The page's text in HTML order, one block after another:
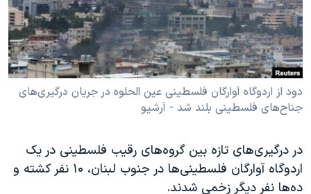
فرهنگ و زندگی
حقوق شهروندی
اقتصادی
علم و فناوری
اسرائیل در جنگ
آرشیو پخش زنده
مستندها
انتخابات ریاست جمهوری آمریکا ۲۰۲۴
حمله جمهوری اسلامی به اسرائیل
رمز مهسا
ورزش زنان در ایران
مجموعه مستندهای دادخواهی
تریبونال مردمی آبان ۹۸
دنبال کنید
زبانهای مختلف
دود از اردوگاه آوارگان فلسطینی عین الحلوه در جریان درگیری‌های
جناح‌های فلسطینی بلند شد - آرشیو
در درگیری‌های تازه بین گروه‌های رقیب فلسطینی در یک
اردوگاه آوارگان فلسطینی‌ها در جنوب لبنان، ۱۰ نفر کشته و
ده‌ها نفر دیگر زخمی شدند.